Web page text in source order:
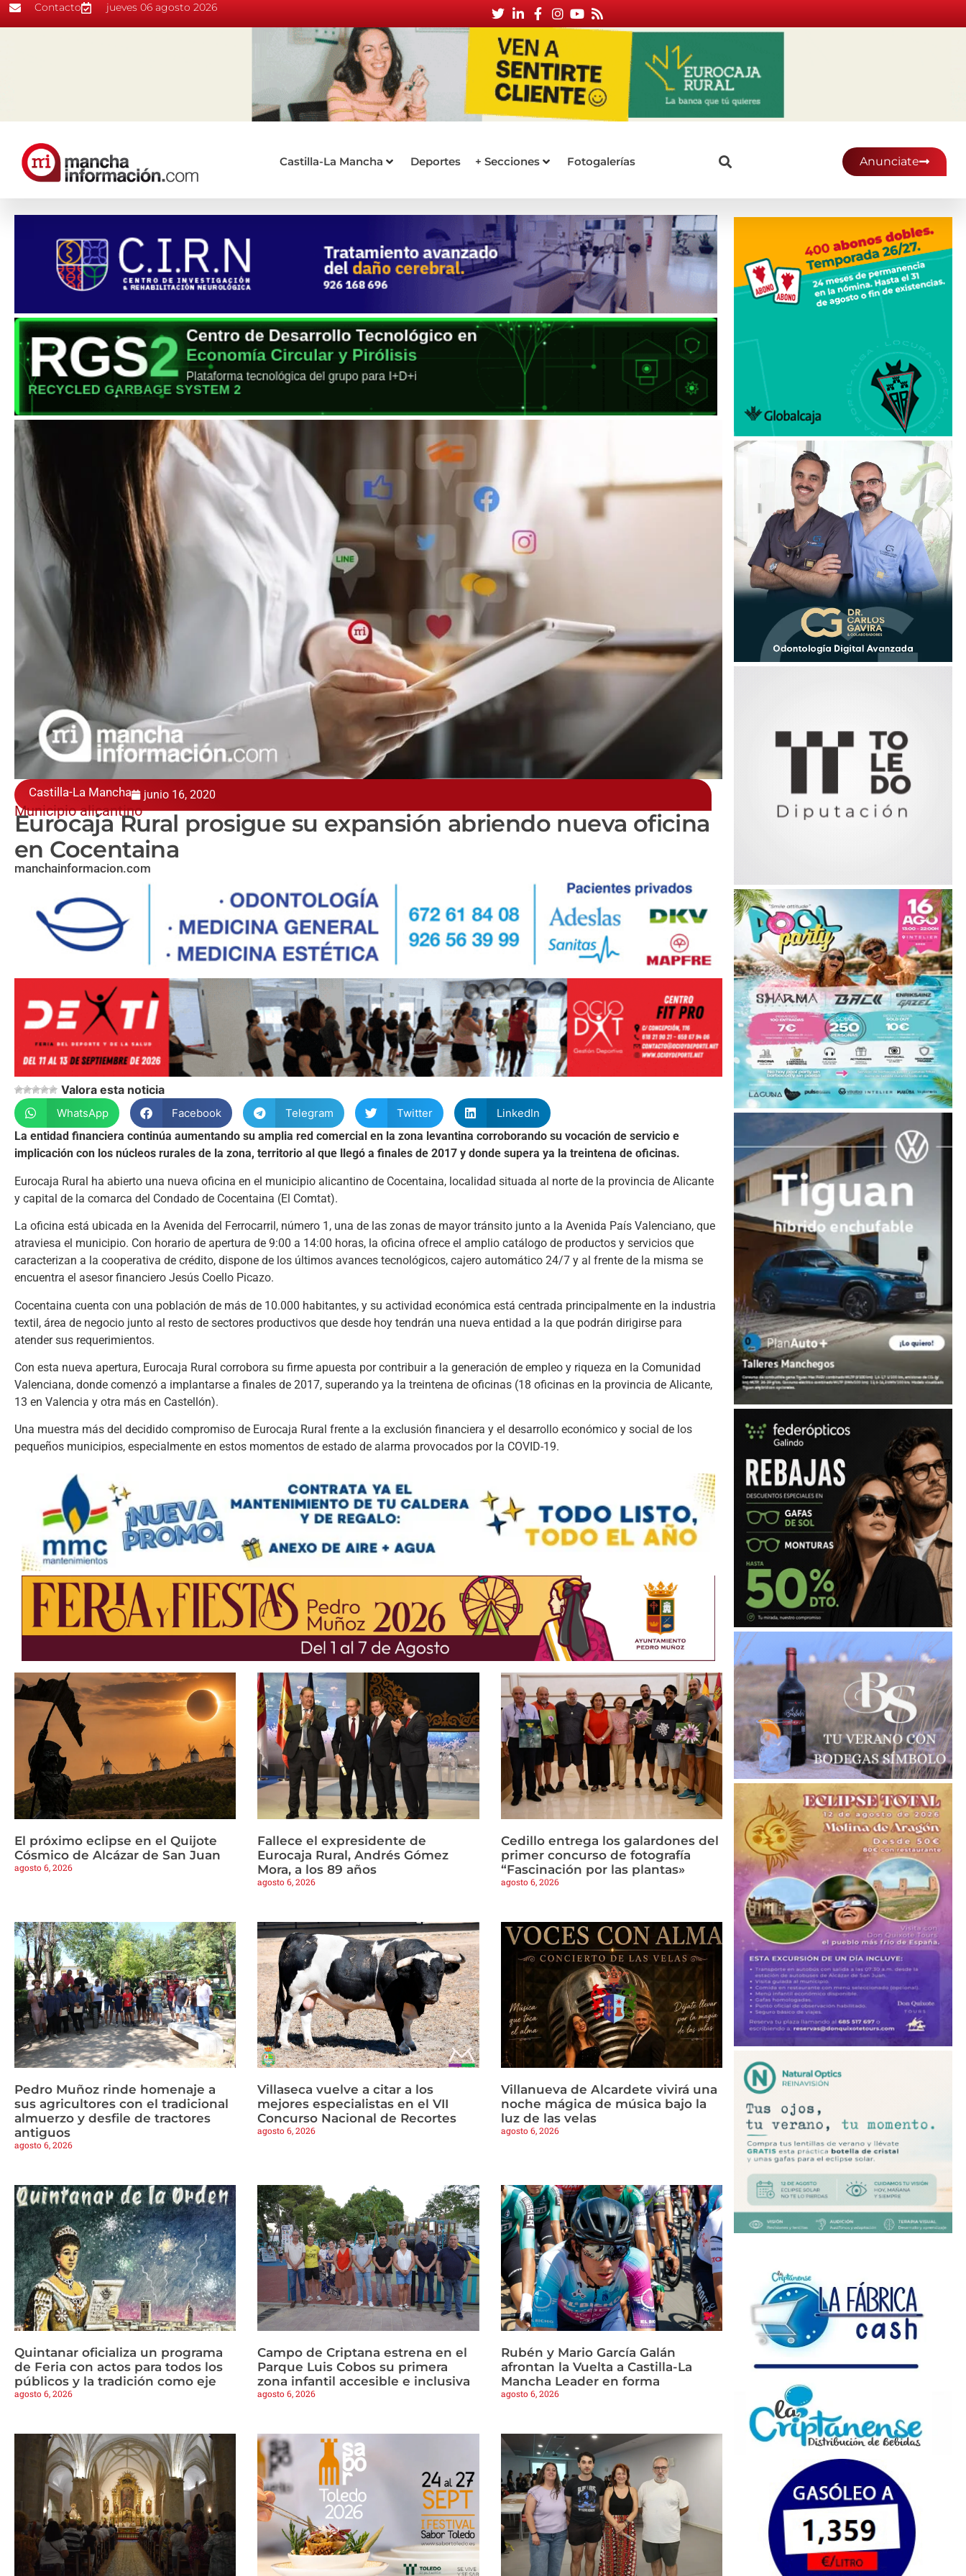
Contacto jueves 06 agosto 2026
Castilla-La Mancha Deportes + Secciones Fotogalerías Anunciate
Castilla-La Mancha junio 16, 2020
Municipio alicantino
Eurocaja Rural prosigue su expansión abriendo nueva oficina
en Cocentaina
manchainformacion.com
Valora esta noticia
WhatsApp Facebook Telegram Twitter
LinkedIn
La entidad financiera continúa aumentando su amplia red comercial en la zona levantina corroborando su vocación de servicio e
implicación con los núcleos rurales de la zona, territorio al que llegó a finales de 2017 y donde supera ya la treintena de oficinas.
Eurocaja Rural ha abierto una nueva oficina en el municipio alicantino de Cocentaina, localidad situada al norte de la provincia de Alicante
y capital de la comarca del Condado de Cocentaina (El Comtat).
La oficina está ubicada en la Avenida del Ferrocarril, número 1, una de las zonas de mayor tránsito junto a la Avenida País Valenciano, que
atraviesa el municipio. Con horario de apertura de 9:00 a 14:00 horas, la oficina ofrece el amplio catálogo de productos y servicios que
caracterizan a la cooperativa de crédito, dispone de los últimos avances tecnológicos, cajero automático 24/7 y al frente de la misma se
encuentra el asesor financiero Jesús Coello Picazo.
Cocentaina cuenta con una población de más de 10.000 habitantes, y su actividad económica está centrada principalmente en la industria
textil, área de negocio junto al resto de sectores productivos que desde hoy tendrán una nueva entidad a la que podrán dirigirse para
atender sus requerimientos.
Con esta nueva apertura, Eurocaja Rural corrobora su firme apuesta por contribuir a la generación de empleo y riqueza en la Comunidad
Valenciana, donde comenzó a implantarse a finales de 2017, superando ya la treintena de oficinas (18 oficinas en la provincia de Alicante,
13 en Valencia y otra más en Castellón).
Una muestra más del decidido compromiso de Eurocaja Rural frente a la exclusión financiera y el desarrollo económico y social de los
pequeños municipios, especialmente en estos momentos de estado de alarma provocados por la COVID-19.
El próximo eclipse en el Quijote
Cósmico de Alcázar de San Juan
agosto 6, 2026
Fallece el expresidente de
Eurocaja Rural, Andrés Gómez
Mora, a los 89 años
agosto 6, 2026
Cedillo entrega los galardones del
primer concurso de fotografía
“Fascinación por las plantas»
agosto 6, 2026
Pedro Muñoz rinde homenaje a
sus agricultores con el tradicional
almuerzo y desfile de tractores
antiguos
agosto 6, 2026
Villaseca vuelve a citar a los
mejores especialistas en el VII
Concurso Nacional de Recortes
agosto 6, 2026
Villanueva de Alcardete vivirá una
noche mágica de música bajo la
luz de las velas
agosto 6, 2026
Quintanar oficializa un programa
de Feria con actos para todos los
públicos y la tradición como eje
agosto 6, 2026
Campo de Criptana estrena en el
Parque Luis Cobos su primera
zona infantil accesible e inclusiva
agosto 6, 2026
Rubén y Mario García Galán
afrontan la Vuelta a Castilla-La
Mancha Leader en forma
agosto 6, 2026